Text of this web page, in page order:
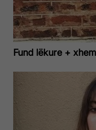
Fund lëkure +